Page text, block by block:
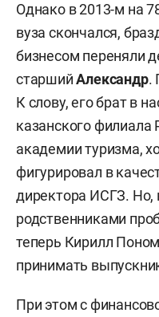
Однако в 2013-м на
вуза скончался,
бизнесом переняли
старшийАлександр.
К слову, его брат в
казанского
академии туризма,
фигурировал в
директора ИСГЗ. Но,
родственниками
теперь Кирилл
принимать
При этом с